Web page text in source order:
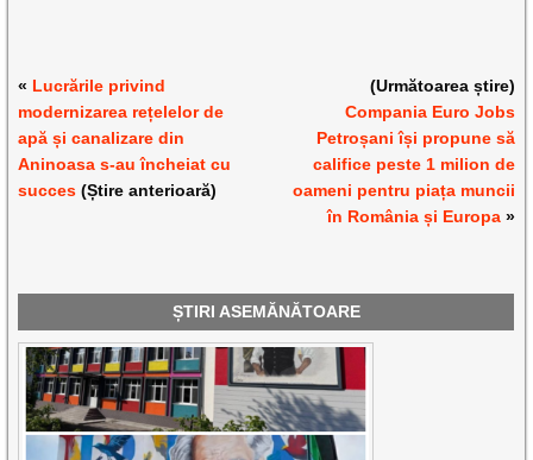
« Lucrările privind
modernizarea rețelelor de
apă și canalizare din
Aninoasa s-au încheiat cu
succes (Știre anterioară)
(Următoarea știre)
Compania Euro Jobs
Petroșani își propune să
califice peste 1 milion de
oameni pentru piața muncii
în România și Europa»
ȘTIRI ASEMĂNĂTOARE